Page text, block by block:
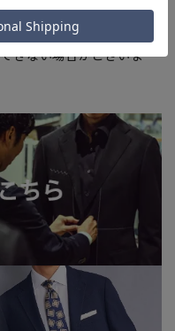
めご了承ください。
、ご注文のタイミングに
きない場合がございま